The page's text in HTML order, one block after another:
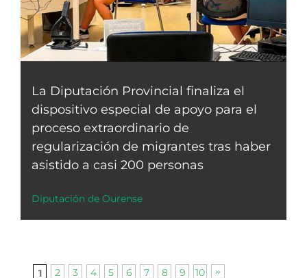
La Diputación Provincial finaliza el
dispositivo especial de apoyo para el
proceso extraordinario de
regularización de migrantes tras haber
asistido a casi 200 personas
Diputación de Ourense
1 2 3 4 5 6 7 8 9 10